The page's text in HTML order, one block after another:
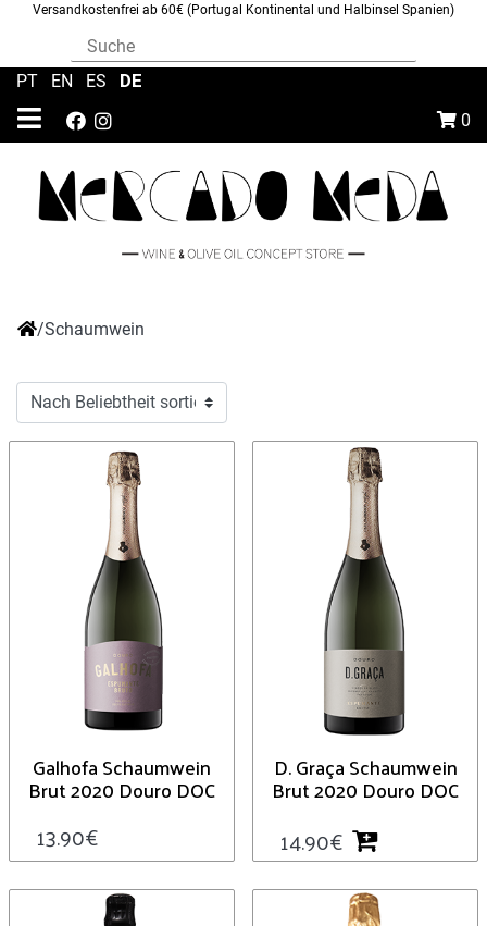
Versandkostenfrei ab 60€ (Portugal Kontinental und Halbinsel Spanien)
0
PT EN ES DE
/Schaumwein
Galhofa Schaumwein
Brut 2020 Douro DOC
13.90€
D. Graça Schaumwein
Brut 2020 Douro DOC
14.90€